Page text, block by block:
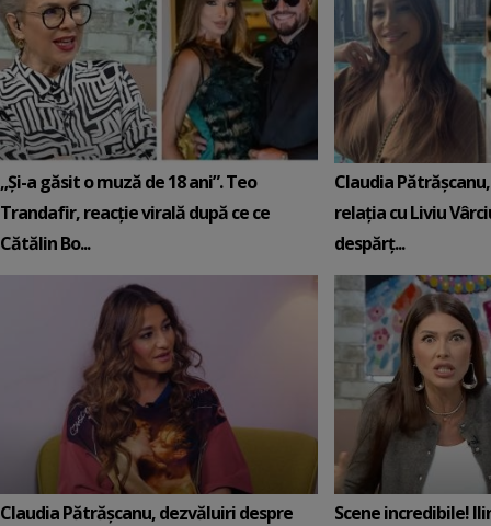
„Și-a găsit o muză de 18 ani”. Teo
Trandafir, reacție virală după ce ce
Cătălin Bo...
Claudia
relația cu Liviu
despărț...
Claudia Pătrășcanu, dezvăluiri despre
Scene incredibile!